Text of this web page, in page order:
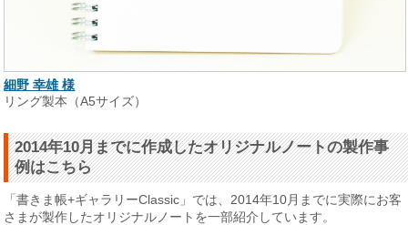
細野 幸雄 様
リング製本（A5サイズ）
2014年10月までに作成したオリジナルノートの製作事
例はこちら
「書きま帳+ギャラリーClassic」では、2014年10月までに実際にお客
さまが製作したオリジナルノートを一部紹介しています。